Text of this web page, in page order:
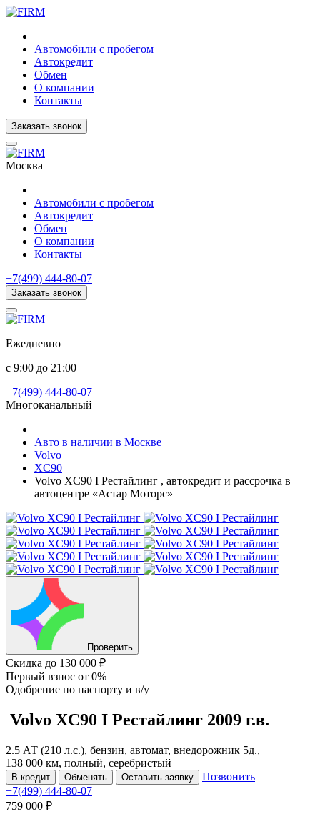
Автомобили с пробегом
Автокредит
Обмен
О компании
Контакты
Заказать звонок
Москва
Автомобили с пробегом
Автокредит
Обмен
О компании
Контакты
+7(499) 444-80-07
Заказать звонок
Ежедневно
с 9:00 до 21:00
+7(499) 444-80-07
Многоканальный
Авто в наличии в Москве
Volvo
XC90
Volvo XC90 I Рестайлинг , автокредит и рассрочка в
автоцентре «Астар Моторс»
Проверить
Скидка до 130 000 ₽
Первый взнос от 0%
Одобрение по паспорту и в/у
Volvo XC90 I Рестайлинг 2009 г.в.
2.5 АТ (210 л.с.), бензин, автомат, внедорожник 5д.,
138 000 км, полный, серебристый
В кредит Обменять Оставить заявку
Позвонить
+7(499) 444-80-07
759 000 ₽